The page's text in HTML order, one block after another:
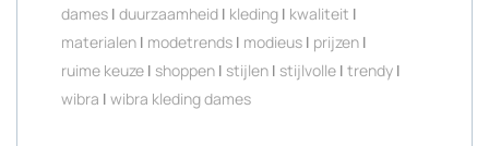
dames | duurzaamheid | kleding | kwaliteit |
materialen | modetrends | modieus | prijzen |
ruime keuze | shoppen | stijlen | stijlvolle | trendy |
wibra | wibra kleding dames